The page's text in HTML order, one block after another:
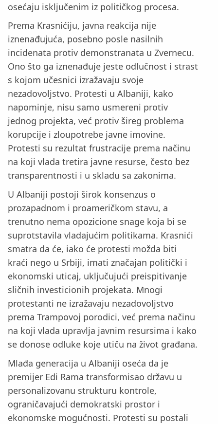
osećaju isključenim iz političkog procesa.
Prema Krasnićiju, javna reakcija nije
iznenađujuća, posebno posle nasilnih
incidenata protiv demonstranata u Zvernecu.
Ono što ga iznenađuje jeste odlučnost i strast
s kojom učesnici izražavaju svoje
nezadovoljstvo. Protesti u Albaniji, kako
napominje, nisu samo usmereni protiv
jednog projekta, već protiv šireg problema
korupcije i zloupotrebe javne imovine.
Protesti su rezultat frustracije prema načinu
na koji vlada tretira javne resurse, često bez
transparentnosti i u skladu sa zakonima.
U Albaniji postoji širok konsenzus o
prozapadnom i proameričkom stavu, a
trenutno nema opozicione snage koja bi se
suprotstavila vladajućim politikama. Krasnići
smatra da će, iako će protesti možda biti
kraći nego u Srbiji, imati značajan politički i
ekonomski uticaj, uključujući preispitivanje
sličnih investicionih projekata. Mnogi
protestanti ne izražavaju nezadovoljstvo
prema Trampovoj porodici, već prema načinu
na koji vlada upravlja javnim resursima i kako
se donose odluke koje utiču na život građana.
Mlađa generacija u Albaniji oseća da je
premijer Edi Rama transformisao državu u
personalizovanu strukturu kontrole,
ograničavajući demokratski prostor i
ekonomske mogućnosti. Protesti su postali